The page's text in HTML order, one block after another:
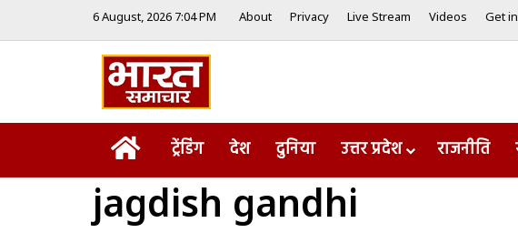
6 August, 2026 7:04 PM About Privacy Live Stream Videos Get
Homeट्रेंडिंग देश दुनिया उत्तर प्रदेश राजनीति
jagdish gandhi